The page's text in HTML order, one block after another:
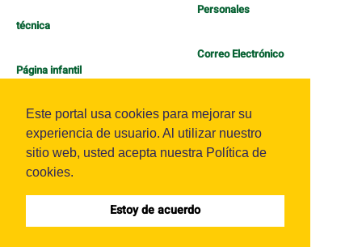
Este portal usa cookies para mejorar su
experiencia de usuario. Al utilizar nuestro
sitio web, usted acepta nuestra Política de
cookies.
Estoy de acuerdo
técnica
Página infantil
Personales
Correo Electrónico